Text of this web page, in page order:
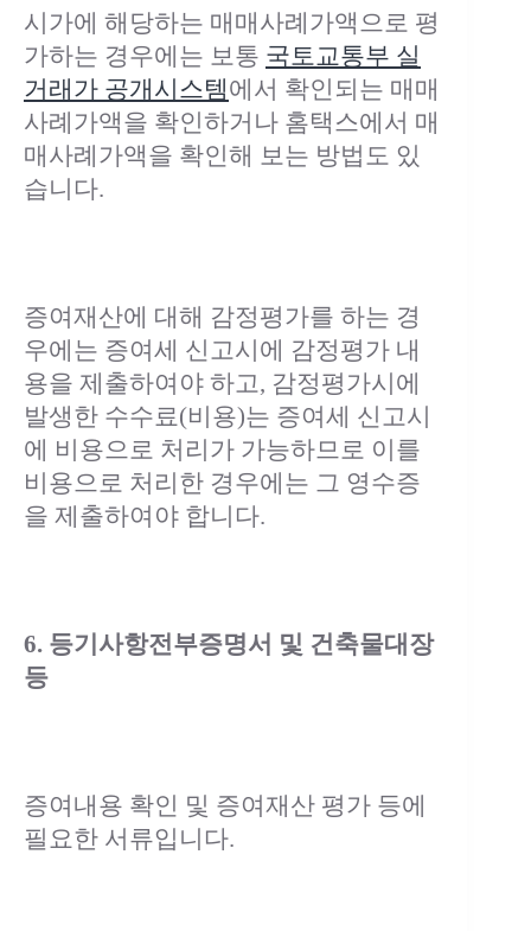
시가에 해당하는 매매사례가액으로 평
가하는 경우에는 보통 국토교통부 실
거래가 공개시스템에서 확인되는 매매
사례가액을 확인하거나 홈택스에서 매
매사례가액을 확인해 보는 방법도 있
습니다.
증여재산에 대해 감정평가를 하는 경
우에는 증여세 신고시에 감정평가 내
용을 제출하여야 하고, 감정평가시에
발생한 수수료(비용)는 증여세 신고시
에 비용으로 처리가 가능하므로 이를
비용으로 처리한 경우에는 그 영수증
을 제출하여야 합니다.
6. 등기사항전부증명서 및 건축물대장
등
증여내용 확인 및 증여재산 평가 등에
필요한 서류입니다.